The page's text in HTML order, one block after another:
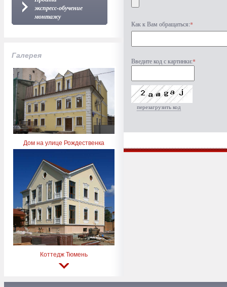
экспресс-обучение
монтажу
Галерея
Дом на улице Рождественка
Коттедж Тюмень
Как к Вам обращаться:*
Введите код с картинки:*
перезагрузить код